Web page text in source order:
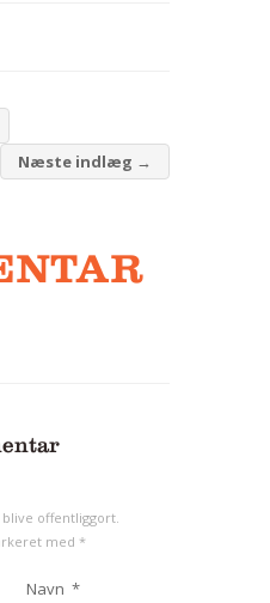
Næste indlæg →
offentliggort.
med *
Navn *